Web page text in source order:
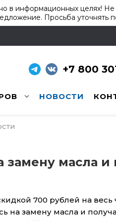
в информационных целях!
Просьба уточнять
+7 800
НОВОСТИ
замену масла
700 рублей на весь
на замену масла и